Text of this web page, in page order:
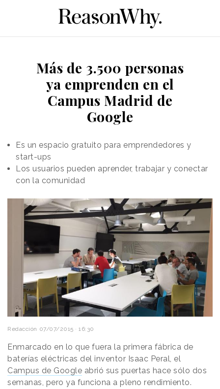
Más de 3.500 personas
ya emprenden en el
Campus Madrid de
Google
Es un espacio gratuito para emprendedores y
start-ups
Los usuarios pueden aprender, trabajar y conectar
con la comunidad
Redacción 07/07/2015 · 16:30
Enmarcado en lo que fuera la primera fábrica de
baterías eléctricas del inventor Isaac Peral, el
Campus de Google abrió sus puertas hace sólo dos
semanas, pero ya funciona a pleno rendimiento.